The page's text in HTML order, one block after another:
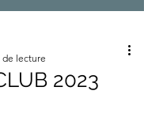
2023
de lecture